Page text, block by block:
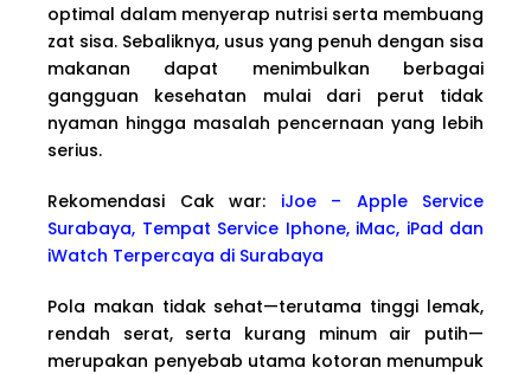
optimal dalam menyerap nutrisi serta membuang
zat sisa. Sebaliknya, usus yang penuh dengan sisa
makanan dapat menimbulkan berbagai
gangguan kesehatan mulai dari perut tidak
nyaman hingga masalah pencernaan yang lebih
serius.
Rekomendasi Cak war: iJoe – Apple Service
Surabaya, Tempat Service Iphone, iMac, iPad dan
iWatch Terpercaya di Surabaya
Pola makan tidak sehat—terutama tinggi lemak,
rendah serat, serta kurang minum air putih—
merupakan penyebab utama kotoran menumpuk